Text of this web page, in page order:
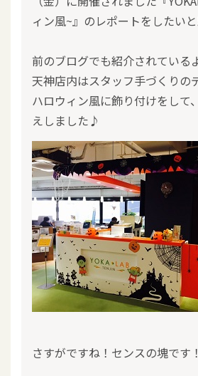
ィン風~』のレポートをしたい
前のブログでも紹介されている
天神店内はスタッフ手づくりの
ハロウィン風に飾り付けをして
えしました♪
さすがですね！センスの塊です